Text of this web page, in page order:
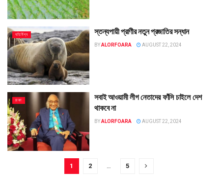
বহির্বিশ্ব স্তন্যপায়ী প্রাণীর নতুন প্রজাতির সন্ধান
BYALORFOARA AUGUST 22, 2024
ঢাকা
সবাই আওয়ামী লীগ নেতাদের ফাঁসি চাইলে দেশ
থাকবে না
BYALORFOARA AUGUST 22, 2024
1 2 5